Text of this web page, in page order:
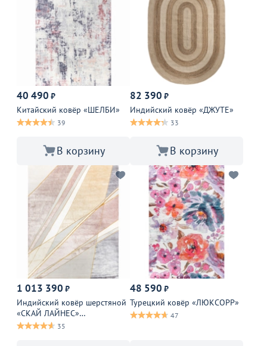
40 490 ₽
Китайский ковёр «ШЕЛБИ»
39
В корзину
82 390 ₽
Индийский ковёр «ДЖУТЕ»
33
В корзину
1 013 390 ₽
Индийский ковёр шерстяной
«СКАЙ ЛАЙНЕС»
СКАЙЛАЙНЕС
35
48 590 ₽
Турецкий ковёр «ЛЮКСОРР»
47